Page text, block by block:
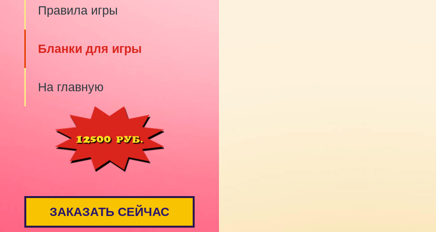
Правила игры
Бланки для игры
На главную
12500 РУБ.
ЗАКАЗАТЬ СЕЙЧАС